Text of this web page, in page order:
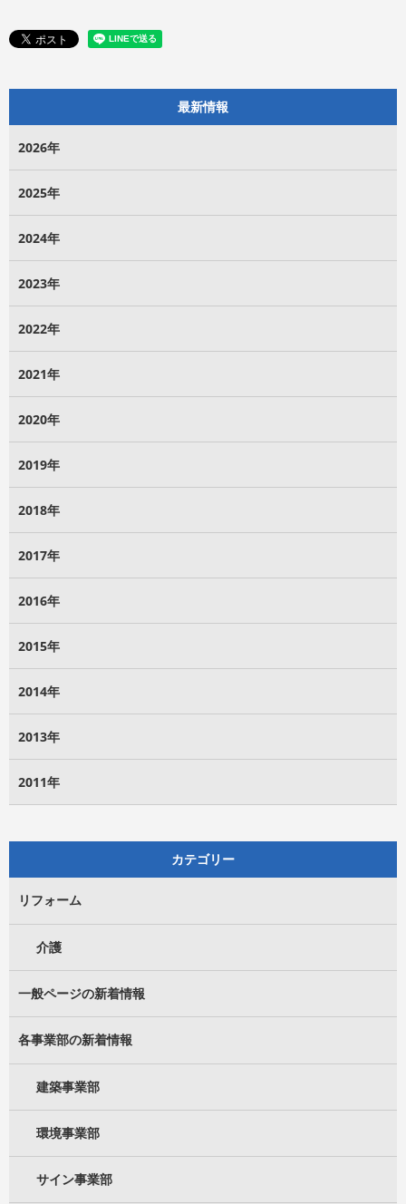
最新情報
2026年
2025年
2024年
2023年
2022年
2021年
2020年
2019年
2018年
2017年
2016年
2015年
2014年
2013年
2011年
カテゴリー
リフォーム
介護
一般ページの新着情報
各事業部の新着情報
建築事業部
環境事業部
サイン事業部